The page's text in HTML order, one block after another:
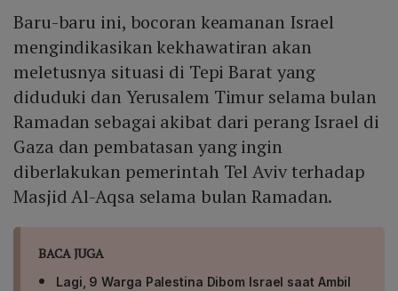
Baru-baru ini, bocoran keamanan Israel
mengindikasikan kekhawatiran akan
meletusnya situasi di Tepi Barat yang
diduduki dan Yerusalem Timur selama bulan
Ramadan sebagai akibat dari perang Israel di
Gaza dan pembatasan yang ingin
diberlakukan pemerintah Tel Aviv terhadap
Masjid Al-Aqsa selama bulan Ramadan.
BACA JUGA
Lagi, 9 Warga Palestina Dibom Israel saat Ambil